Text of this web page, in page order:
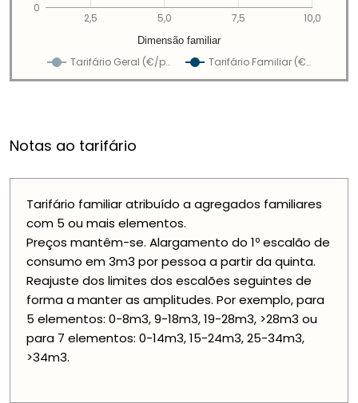
Tarifário Geral (€/p… Tarifário Familiar (€…
2,5 5,0 7,5 10,0
0
Dimensão familiar
Notas ao tarifário
Tarifário familiar atribuído a agregados familiares
com 5 ou mais elementos.
Preços mantêm-se. Alargamento do 1º escalão de
consumo em 3m3 por pessoa a partir da quinta.
Reajuste dos limites dos escalões seguintes de
forma a manter as amplitudes. Por exemplo, para
5 elementos: 0-8m3, 9-18m3, 19-28m3, >28m3 ou
para 7 elementos: 0-14m3, 15-24m3, 25-34m3,
>34m3.